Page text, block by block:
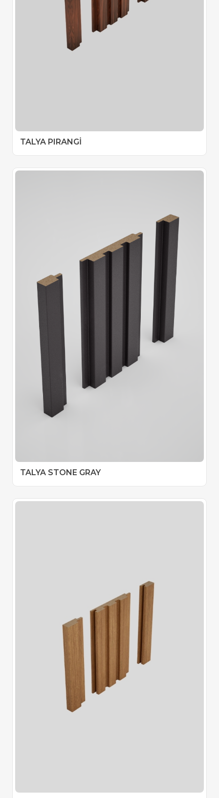
TALYA PIRANGİ
TALYA STONE GRAY